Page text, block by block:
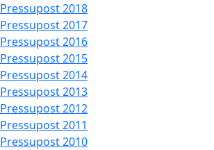
Pressupost 2018
Pressupost 2017
Pressupost 2016
Pressupost 2015
Pressupost 2014
Pressupost 2013
Pressupost 2012
Pressupost 2011
Pressupost 2010